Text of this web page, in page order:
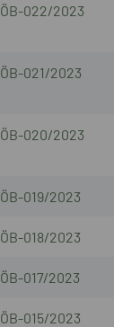
ÖB-022/2023
ÖB-021/2023
ÖB-020/2023
ÖB-019/2023
ÖB-018/2023
ÖB-017/2023
ÖB-015/2023